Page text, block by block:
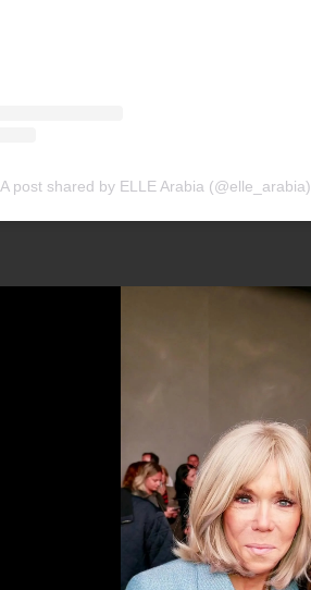
A post shared by ELLE Arabia (@elle_arabia)